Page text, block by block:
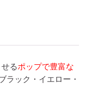
るポップで豊富な
ラック・イエロー・